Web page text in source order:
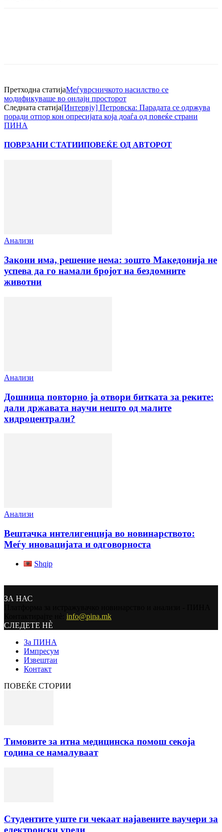
Претходна статијаМеѓуврсничкото насилство се
модификуваше во онлајн просторот
Следната статија[Интервју] Петровска: Парадата се одржува
поради отпор кон опресијата која доаѓа од повеќе страни
ПИНА
ПОВРЗАНИ СТАТИИПОВЕЌЕ ОД АВТОРОТ
Анализи
Закони има, решение нема: зошто Македонија не
успева да го намали бројот на бездомните
животни
Анализи
Дошница повторно ја отвори битката за реките:
дали државата научи нешто од малите
хидроцентрали?
Анализи
Вештачка интелигенција во новинарството:
Меѓу иновацијата и одговорноста
Shqip
ЗА НАС
info@pina.mk
СЛЕДЕТЕ НЀ
За ПИНА
Импресум
Извештаи
Контакт
ПОВЕЌЕ СТОРИИ
Тимовите за итна медицинска помош секоја
година се намалуваат
Студентите уште ги чекаат најавените ваучери за
електронски уреди